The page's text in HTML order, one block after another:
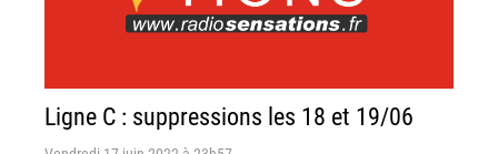
Ligne C : suppressions les 18 et 19/06